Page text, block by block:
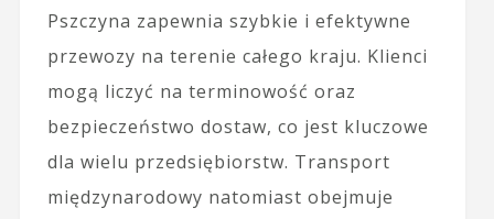
Pszczyna zapewnia szybkie i efektywne
przewozy na terenie całego kraju. Klienci
mogą liczyć na terminowość oraz
bezpieczeństwo dostaw, co jest kluczowe
dla wielu przedsiębiorstw. Transport
międzynarodowy natomiast obejmuje